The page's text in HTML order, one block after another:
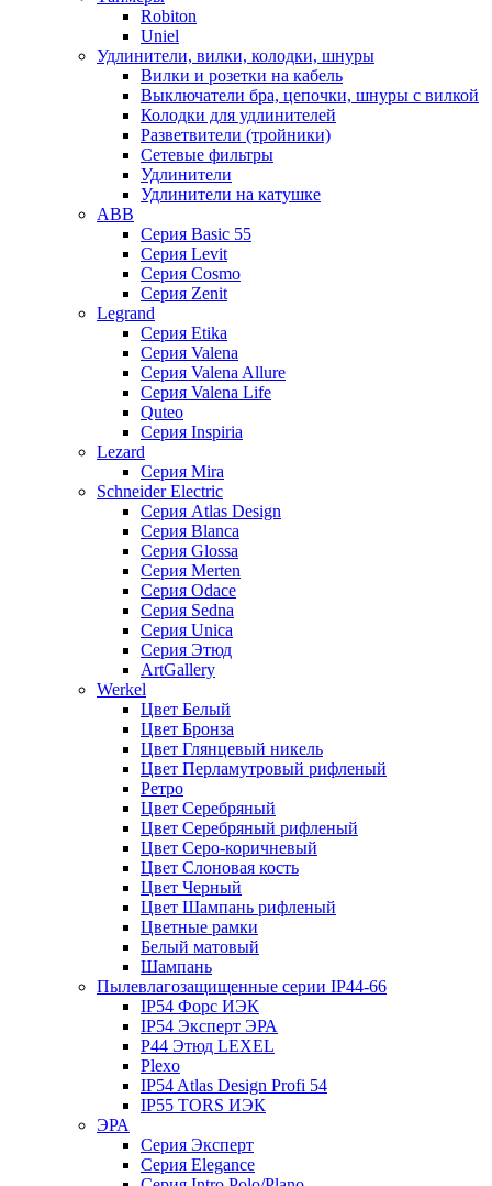
Robiton
Uniel
Удлинители, вилки, колодки, шнуры
Вилки и розетки на кабель
Выключатели бра, цепочки, шнуры с вилкой
Колодки для удлинителей
Разветвители (тройники)
Сетевые фильтры
Удлинители
Удлинители на катушке
ABB
Серия Basic 55
Серия Levit
Серия Cosmo
Серия Zenit
Legrand
Серия Etika
Серия Valena
Серия Valena Allure
Серия Valena Life
Quteo
Серия Inspiria
Lezard
Серия Mira
Schneider Electric
Серия Atlas Design
Серия Blanca
Серия Glossa
Серия Merten
Серия Odace
Серия Sedna
Серия Unica
Серия Этюд
ArtGallery
Werkel
Цвет Белый
Цвет Бронза
Цвет Глянцевый никель
Цвет Перламутровый рифленый
Ретро
Цвет Серебряный
Цвет Серебряный рифленый
Цвет Серо-коричневый
Цвет Слоновая кость
Цвет Черный
Цвет Шампань рифленый
Цветные рамки
Белый матовый
Шампань
Пылевлагозащищенные серии IP44-66
IP54 Форс ИЭК
IP54 Эксперт ЭРА
P44 Этюд LEXEL
Plexo
IP54 Atlas Design Profi 54
IP55 TORS ИЭК
ЭРА
Серия Эксперт
Серия Elegance